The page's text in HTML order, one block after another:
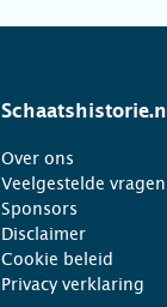
Schaatshistorie.nl
Over ons
Veelgestelde vragen
Sponsors
Disclaimer
Cookie beleid
Privacy verklaring